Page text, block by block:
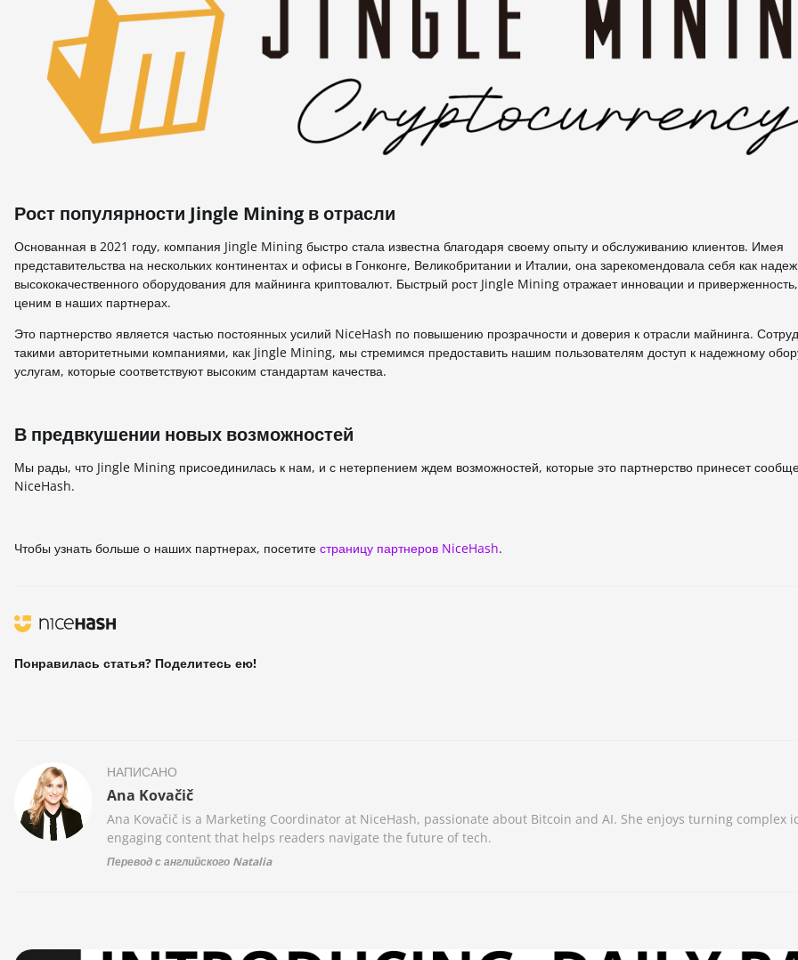
Рост популярности Jingle Mining в отрасли
Основанная в 2021 году, компания Jingle Mining быстро стала известна благодаря своему опыту и обслуживанию клиентов. Имея
представительства на нескольких континентах и ​​офисы в Гонконге, Великобритании и Италии, она зарекомендовала себя как
высококачественного оборудования для майнинга криптовалют. Быстрый рост Jingle Mining отражает инновации и
ценим в наших партнерах.
Это партнерство является частью постоянных усилий NiceHash по повышению прозрачности и доверия к отрасли майнинга.
такими авторитетными компаниями, как Jingle Mining, мы стремимся предоставить нашим пользователям доступ к надежному
услугам, которые соответствуют высоким стандартам качества.
В предвкушении новых возможностей
Мы рады, что Jingle Mining присоединилась к нам, и с нетерпением ждем возможностей, которые это партнерство принесет
NiceHash.
Чтобы узнать больше о наших партнерах, посетите страницу партнеров NiceHash.
Понравилась статья? Поделитесь ею!
НАПИСАНО
Ana Kovačič
Ana Kovačič is a Marketing Coordinator at NiceHash, passionate about Bitcoin and AI. She enjoys turning complex
engaging content that helps readers navigate the future of tech.
Перевод с английского Natalia